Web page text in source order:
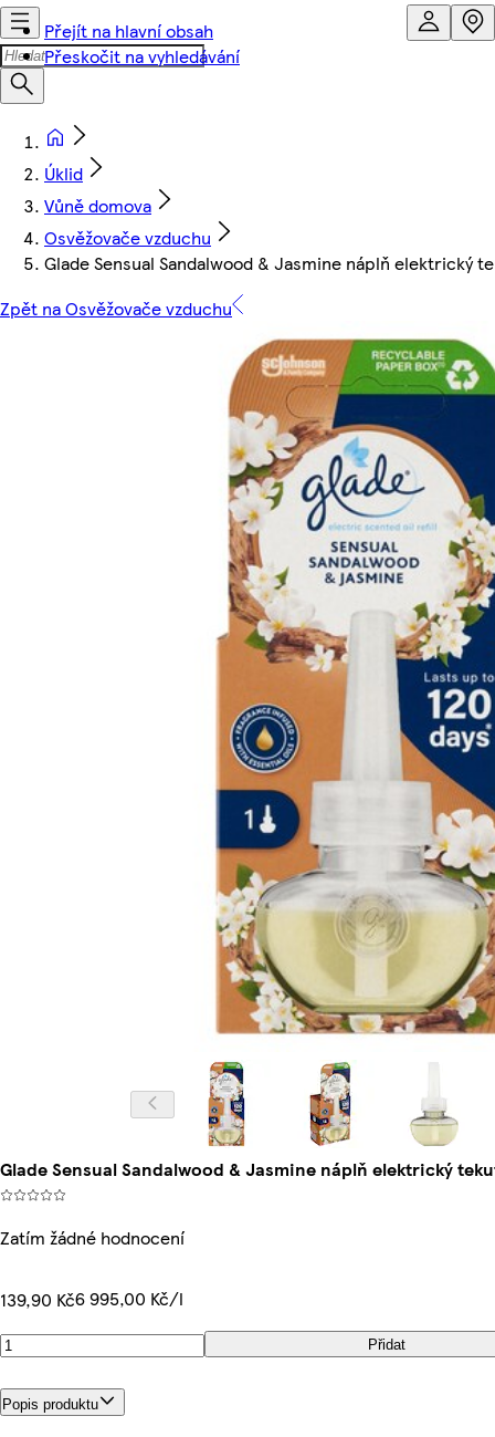
Přejít na hlavní obsah
Přeskočit na vyhledávání
Úklid
Vůně domova
Osvěžovače vzduchu
Glade Sensual Sandalwood & Jasmine náplň elektrický
Zpět na Osvěžovače vzduchu
Glade Sensual Sandalwood & Jasmine náplň elektrický
Zatím žádné hodnocení
139,90 Kč6 995,00 Kč/l
Přidat
Popis produktu